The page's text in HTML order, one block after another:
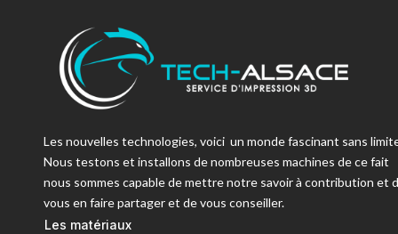
Les nouvelles technologies, voici un monde fascinant sans
Nous testons et installons de nombreuses machines de ce fait
nous sommes capable de mettre notre savoir à contribution et
vous en faire partager et de vous conseiller.
Les matériaux